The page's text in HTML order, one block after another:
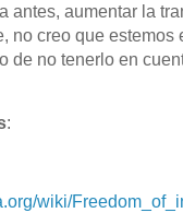
antes, aumentar la
no creo que estemos
de no tenerlo en
:
wiki/